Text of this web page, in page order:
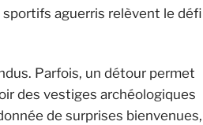
aguerris relèvent le défi
Parfois, un détour permet
des vestiges archéologiques
de surprises bienvenues,